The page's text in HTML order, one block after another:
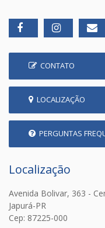
CONTATO
LOCALIZAÇÃO
PERGUNTAS
Localização
Avenida Bolivar, 363 -
Japurá-PR
Cep: 87225-000